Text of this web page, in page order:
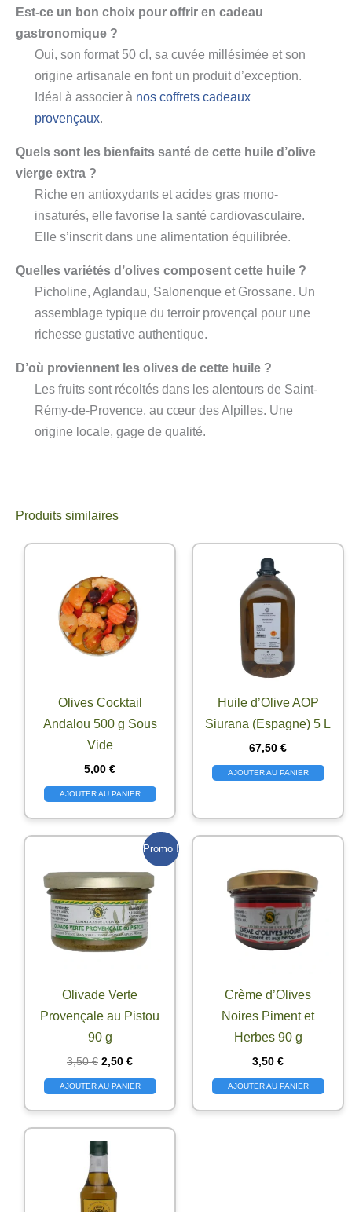
Est-ce un bon choix pour offrir en cadeau
gastronomique ?
Oui, son format 50 cl, sa cuvée millésimée et son
origine artisanale en font un produit d’exception.
Idéal à associer à nos coffrets cadeaux
provençaux.
Quels sont les bienfaits santé de cette huile d’olive
vierge extra ?
Riche en antioxydants et acides gras mono-
insaturés, elle favorise la santé cardiovasculaire.
Elle s’inscrit dans une alimentation équilibrée.
Quelles variétés d’olives composent cette huile ?
Picholine, Aglandau, Salonenque et Grossane. Un
assemblage typique du terroir provençal pour une
richesse gustative authentique.
D’où proviennent les olives de cette huile ?
Les fruits sont récoltés dans les alentours de Saint-
Rémy-de-Provence, au cœur des Alpilles. Une
origine locale, gage de qualité.
Produits similaires
Olives Cocktail
Andalou 500 g Sous
Vide
5,00 €
AJOUTER AU PANIER
Huile d’Olive AOP
Siurana (Espagne) 5 L
67,50 €
AJOUTER AU PANIER
Promo !
Olivade Verte
Provençale au Pistou
90 g
3,50€ Le
initial
2,50 €Le
actuel
AJOUTER AU PANIER
Crème d’Olives
Noires Piment et
Herbes 90 g
3,50 €
AJOUTER AU PANIER